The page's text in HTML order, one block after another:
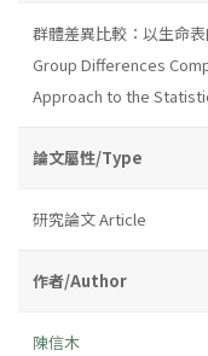
群體差異比較：以生命
Group Differences
Approach to the
論文屬性/Type
研究論文 Article
作者/Author
陳信木